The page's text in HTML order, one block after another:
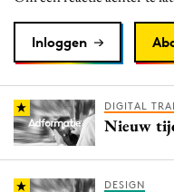
Inloggen
DIGITAL
Nieuw
DESIGN